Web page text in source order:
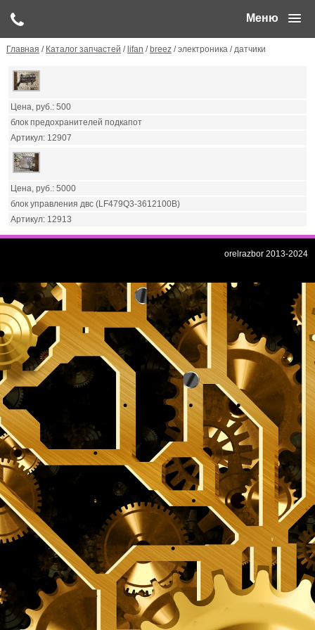
Меню
Главная / Каталог запчастей / lifan / breez/ электроника / датчики
500
блок предохранителей подкапот
12907
5000
блок управления двс (LF479Q3-3612100B)
12913
orelrazbor 2013-2024